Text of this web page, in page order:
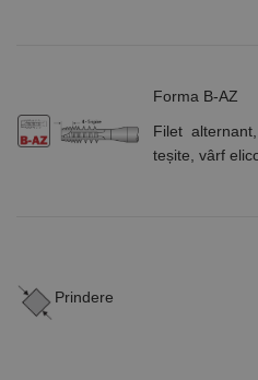
Forma B-AZ
Filet
teșite, vârf
Prindere